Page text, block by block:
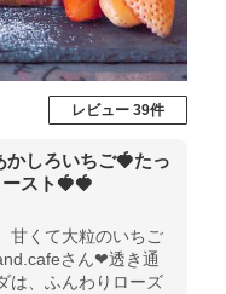
レビュー 39件
かしろいちご🍓たっ
スト🍓🍓
甘くて大粒のいちご
さん❤︎透き通
は、ふんわりローズ